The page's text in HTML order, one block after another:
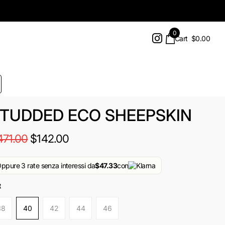
Cart
0
$0.00
ECO SHEEPSKIN
$142.00
3 rate senza interessi da$47.33con
40 42 44 46